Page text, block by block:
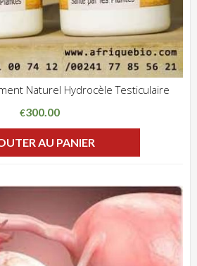
Naturel Hydrocèle Testiculaire
€300.00
AU PANIER